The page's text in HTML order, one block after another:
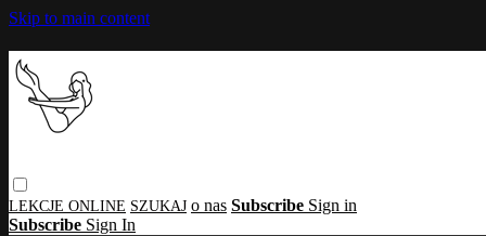
Skip to main content
o nas Subscribe Sign in
Subscribe Sign In